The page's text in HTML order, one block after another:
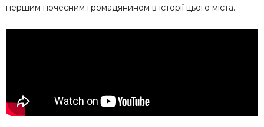
першим почесним громадянином в історії цього міста.